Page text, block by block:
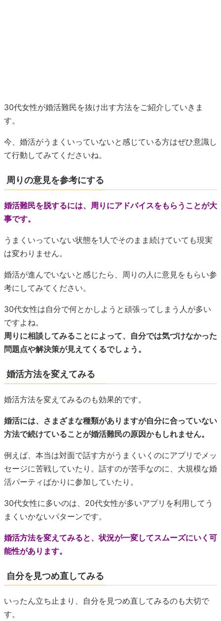
30代女性が婚活難民を抜け出す方法をご紹介していきま
す。
今、婚活がうまくいっていないと感じている方はぜひ意識し
て行動してみてくださいね。
周りの意見を参考にする
婚活難民を脱するには、周りにアドバイスをもらうことが大
事です。
うまくいっていない状態を1人でそのまま続けていても現実
は変わりません。
婚活が進んでいないと感じたら、周りの人に意見をもらい参
考にしてみてください。
30代女性は自分で何とかしようと頑張ってしまう人が多い
ですよね。
周りに相談してみることによって、自分では気づけなかった
問題点や解決策が見えてくるでしょう。
婚活方法を変えてみる
婚活方法を変えてみるのも効果的です。
婚活には、さまざまな種類がありますが自分に合っていない
方法で続けていることが婚活難民の原因かもしれません。
例えば、本当は対面で話す方がうまくいくのにアプリでメッ
セージに苦戦していたり。話すのが苦手なのに、大規模な婚
活パーティばかりに参加していたり。
30代女性に多いのは、20代女性が多いアプリを利用してう
まくいかないパターンです。
婚活方法を変えてみると、状況が一変してスムーズにいく可
能性があります。
自分を見つめ直してみる
いったん立ち止まり、自分を見つめ直してみるのも大切で
す。